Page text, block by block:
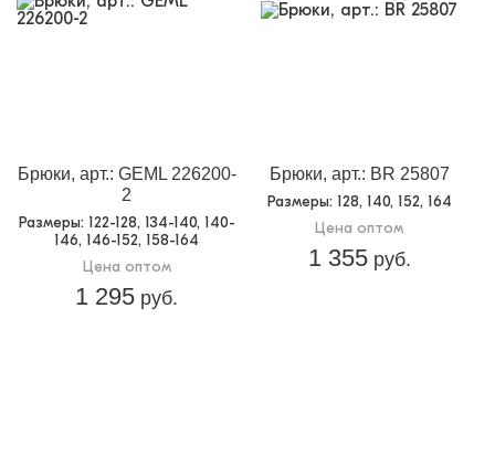
Брюки, арт.: GEML 226200-
2
Размеры: 122-128, 134-140, 140-
146, 146-152, 158-164
Цена оптом
1 295 руб.
Брюки, арт.: BR 25807
Размеры: 128, 140, 152, 164
Цена оптом
1 355руб.